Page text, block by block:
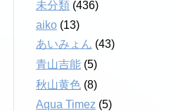
未分類 (436)
aiko (13)
あいみょん (43)
青山吉能 (5)
秋山黄色 (8)
Aqua Timez (5)